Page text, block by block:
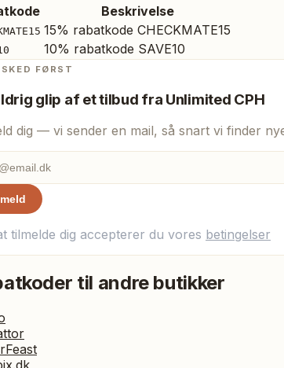
Beskrivelse
15% rabatkode CHECKMATE15
10% rabatkode SAVE10
FØRST
glip af et tilbud fra Unlimited CPH
dig — vi sender en mail, så snart vi finder
tilmelde dig accepterer du vores betingelser
til andre butikker